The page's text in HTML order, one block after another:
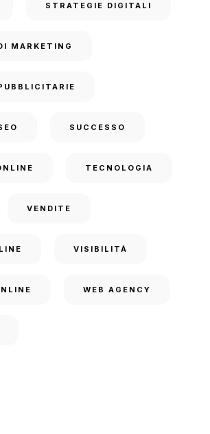
STRATEGIE DIGITALI
MARKETING
SUCCESSO
TECNOLOGIA
VENDITE
VISIBILITÀ
WEB AGENCY